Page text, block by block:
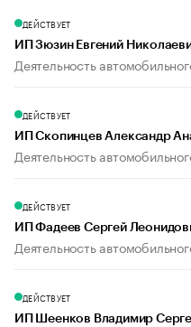
ДЕЙСТВУЕТ
ИП Зюзин Евгений
Деятельность
ДЕЙСТВУЕТ
ИП Скопинцев Александр
Деятельность
ДЕЙСТВУЕТ
ИП Фадеев Сергей
Деятельность
ДЕЙСТВУЕТ
ИП Шеенков Владимир